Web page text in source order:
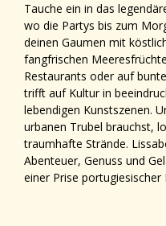
Tauche ein in das
wo die Partys bis zum
deinen Gaumen mit
fangfrischen
Restaurants oder auf
trifft auf Kultur in
lebendigen Kunstszenen.
urbanen Trubel brauchst,
traumhafte Strände.
Abenteuer, Genuss und
einer Prise portugiesischer